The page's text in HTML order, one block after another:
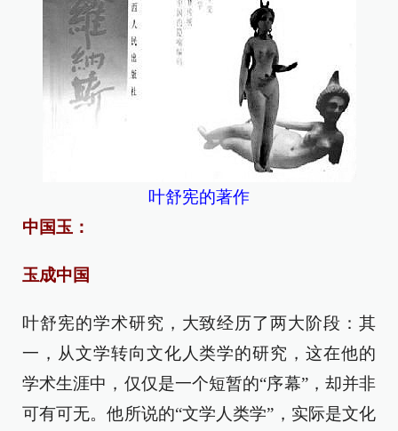
叶舒宪的著作
中国玉：
玉成中国
叶舒宪的学术研究，大致经历了两大阶段：其
一，从文学转向文化人类学的研究，这在他的
学术生涯中，仅仅是一个短暂的“序幕”，却并非
可有可无。他所说的“文学人类学”，实际是文化